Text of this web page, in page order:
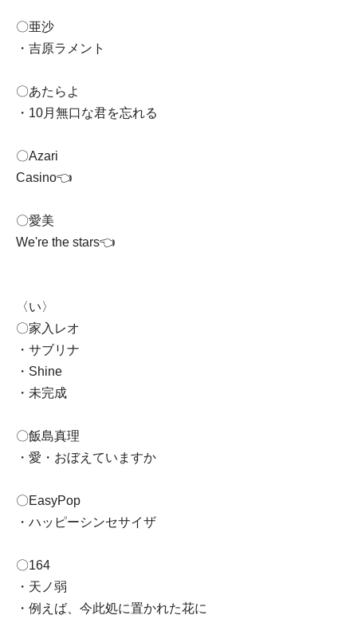
〇亜沙
・吉原ラメント
〇あたらよ
・10月無口な君を忘れる
〇Azari
Casino👈
〇愛美
We're the stars👈
〈い〉
〇家入レオ
・サブリナ
・Shine
・未完成
〇飯島真理
・愛・おぼえていますか
〇EasyPop
・ハッピーシンセサイザ
〇164
・天ノ弱
・例えば、今此処に置かれた花に